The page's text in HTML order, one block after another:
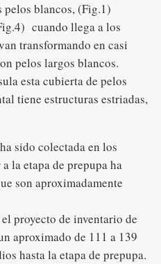
blancos, (Fig.1)
cuando llega a los
transformando en casi
pelos largos blancos.
esta cubierta de pelos
tiene estructuras estriadas,
sido colectada en los
la etapa de prepupa ha
son aproximadamente
proyecto de inventario de
aproximado de 111 a 139
hasta la etapa de prepupa.